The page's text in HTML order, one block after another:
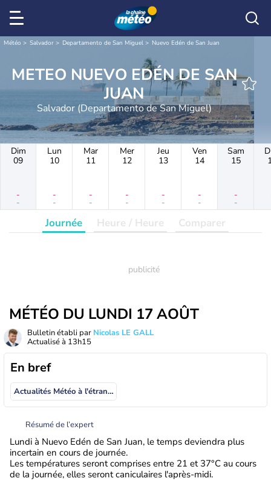
Météo Salvador Departamento de San Miguel Nuevo Edén de San Juan
METEO NUEVO EDÉN DE SAN
JUAN
Salvador (Departamento de San Miguel)
Dim
09
-
-
Lun
10
-
-
Mar
11
-
-
Mer
12
-
-
Jeu
13
-
-
Ven
14
-
-
Sam
15
-
-
Journée Heure / Heure Comparer
MÉTÉO DU LUNDI 17 AOÛT
Bulletin établi par Nicolas LE GALL
Actualisé à 13h15
En bref
Actualités Météo à l'étranger
Résumé de l’expert
Lundi à Nuevo Edén de San Juan, le temps deviendra plus
incertain en cours de journée.
Les températures seront comprises entre 21 et 37°C au cours
de la journée, elles seront caniculaires l'après-midi.